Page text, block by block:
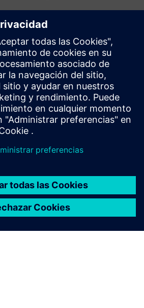
tienen dividendos y acciones no
dividendo final retenidos por no
válida del CNIC
no reclamados
de acciones